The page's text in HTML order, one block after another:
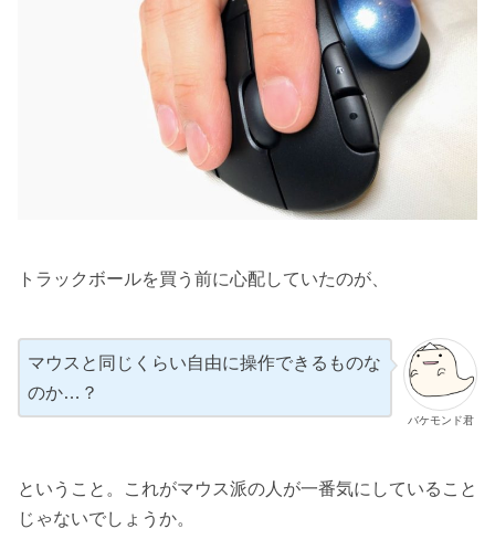
トラックボールを買う前に心配していたのが、
バケモンド君
マウスと同じくらい自由に操作できるものな
のか…？
ということ。これがマウス派の人が一番気にしていること
じゃないでしょうか。